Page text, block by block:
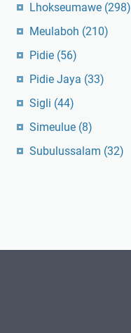
Lhokseumawe (298)
Meulaboh (210)
Pidie (56)
Pidie Jaya (33)
Sigli (44)
Simeulue (8)
Subulussalam (32)